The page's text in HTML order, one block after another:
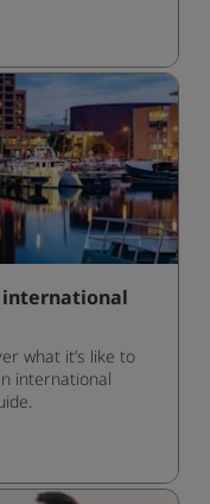
international
what it’s like to
international